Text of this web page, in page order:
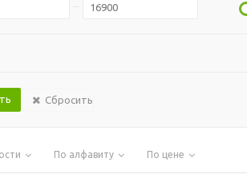
Сбросить
По алфавиту По цене